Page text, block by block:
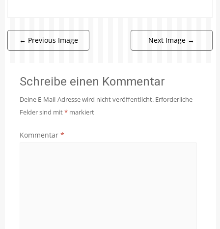
← Previous Image Next Image →
Schreibe einen Kommentar
Deine E-Mail-Adresse wird nicht veröffentlicht. Erforderliche
Felder sind mit* markiert
Kommentar *